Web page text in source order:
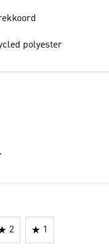
polyester
2 1